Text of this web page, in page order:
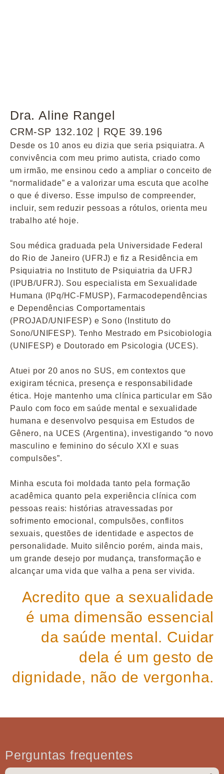
Dra. Aline Rangel
CRM-SP 132.102 | RQE 39.196
Desde os 10 anos eu dizia que seria psiquiatra. A
convivência com meu primo autista, criado como
um irmão, me ensinou cedo a ampliar o conceito de
“normalidade” e a valorizar uma escuta que acolhe
o que é diverso. Esse impulso de compreender,
incluir, sem reduzir pessoas a rótulos, orienta meu
trabalho até hoje.
Sou médica graduada pela Universidade Federal
do Rio de Janeiro (UFRJ) e fiz a Residência em
Psiquiatria no Instituto de Psiquiatria da UFRJ
(IPUB/UFRJ). Sou especialista em Sexualidade
Humana (IPq/HC-FMUSP), Farmacodependências
e Dependências Comportamentais
(PROJAD/UNIFESP) e Sono (Instituto do
Sono/UNIFESP). Tenho Mestrado em Psicobiologia
(UNIFESP) e Doutorado em Psicologia (UCES).
Atuei por 20 anos no SUS, em contextos que
exigiram técnica, presença e responsabilidade
ética. Hoje mantenho uma clínica particular em São
Paulo com foco em saúde mental e sexualidade
humana e desenvolvo pesquisa em Estudos de
Gênero, na UCES (Argentina), investigando “o novo
masculino e feminino do século XXI e suas
compulsões”.
Minha escuta foi moldada tanto pela formação
acadêmica quanto pela experiência clínica com
pessoas reais: histórias atravessadas por
sofrimento emocional, compulsões, conflitos
sexuais, questões de identidade e aspectos de
personalidade. Muito silêncio porém, ainda mais,
um grande desejo por mudança, transformação e
alcançar uma vida que valha a pena ser vivida.
Acredito que a sexualidade
é uma dimensão essencial
da saúde mental. Cuidar
dela é um gesto de
dignidade, não de vergonha.
Perguntas frequentes